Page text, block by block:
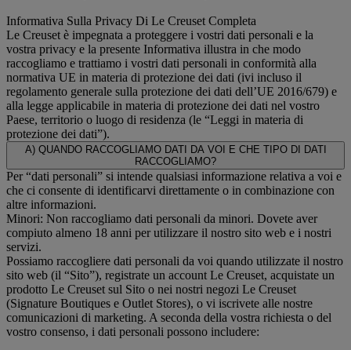
Informativa Sulla Privacy Di Le Creuset Completa
Le Creuset è impegnata a proteggere i vostri dati personali e la
vostra privacy e la presente Informativa illustra in che modo
raccogliamo e trattiamo i vostri dati personali in conformità alla
normativa UE in materia di protezione dei dati (ivi incluso il
regolamento generale sulla protezione dei dati dell’UE 2016/679) e
alla legge applicabile in materia di protezione dei dati nel vostro
Paese, territorio o luogo di residenza (le “Leggi in materia di
protezione dei dati”).
A) QUANDO RACCOGLIAMO DATI DA VOI E CHE TIPO DI DATI
RACCOGLIAMO?
Per “dati personali” si intende qualsiasi informazione relativa a voi e
che ci consente di identificarvi direttamente o in combinazione con
altre informazioni.
Minori: Non raccogliamo dati personali da minori. Dovete aver
compiuto almeno 18 anni per utilizzare il nostro sito web e i nostri
servizi.
Possiamo raccogliere dati personali da voi quando utilizzate il nostro
sito web (il “Sito”), registrate un account Le Creuset, acquistate un
prodotto Le Creuset sul Sito o nei nostri negozi Le Creuset
(Signature Boutiques e Outlet Stores), o vi iscrivete alle nostre
comunicazioni di marketing. A seconda della vostra richiesta o del
vostro consenso, i dati personali possono includere: